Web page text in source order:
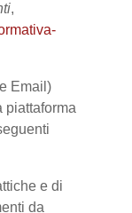
,
Email)
piattaforma
e di
da